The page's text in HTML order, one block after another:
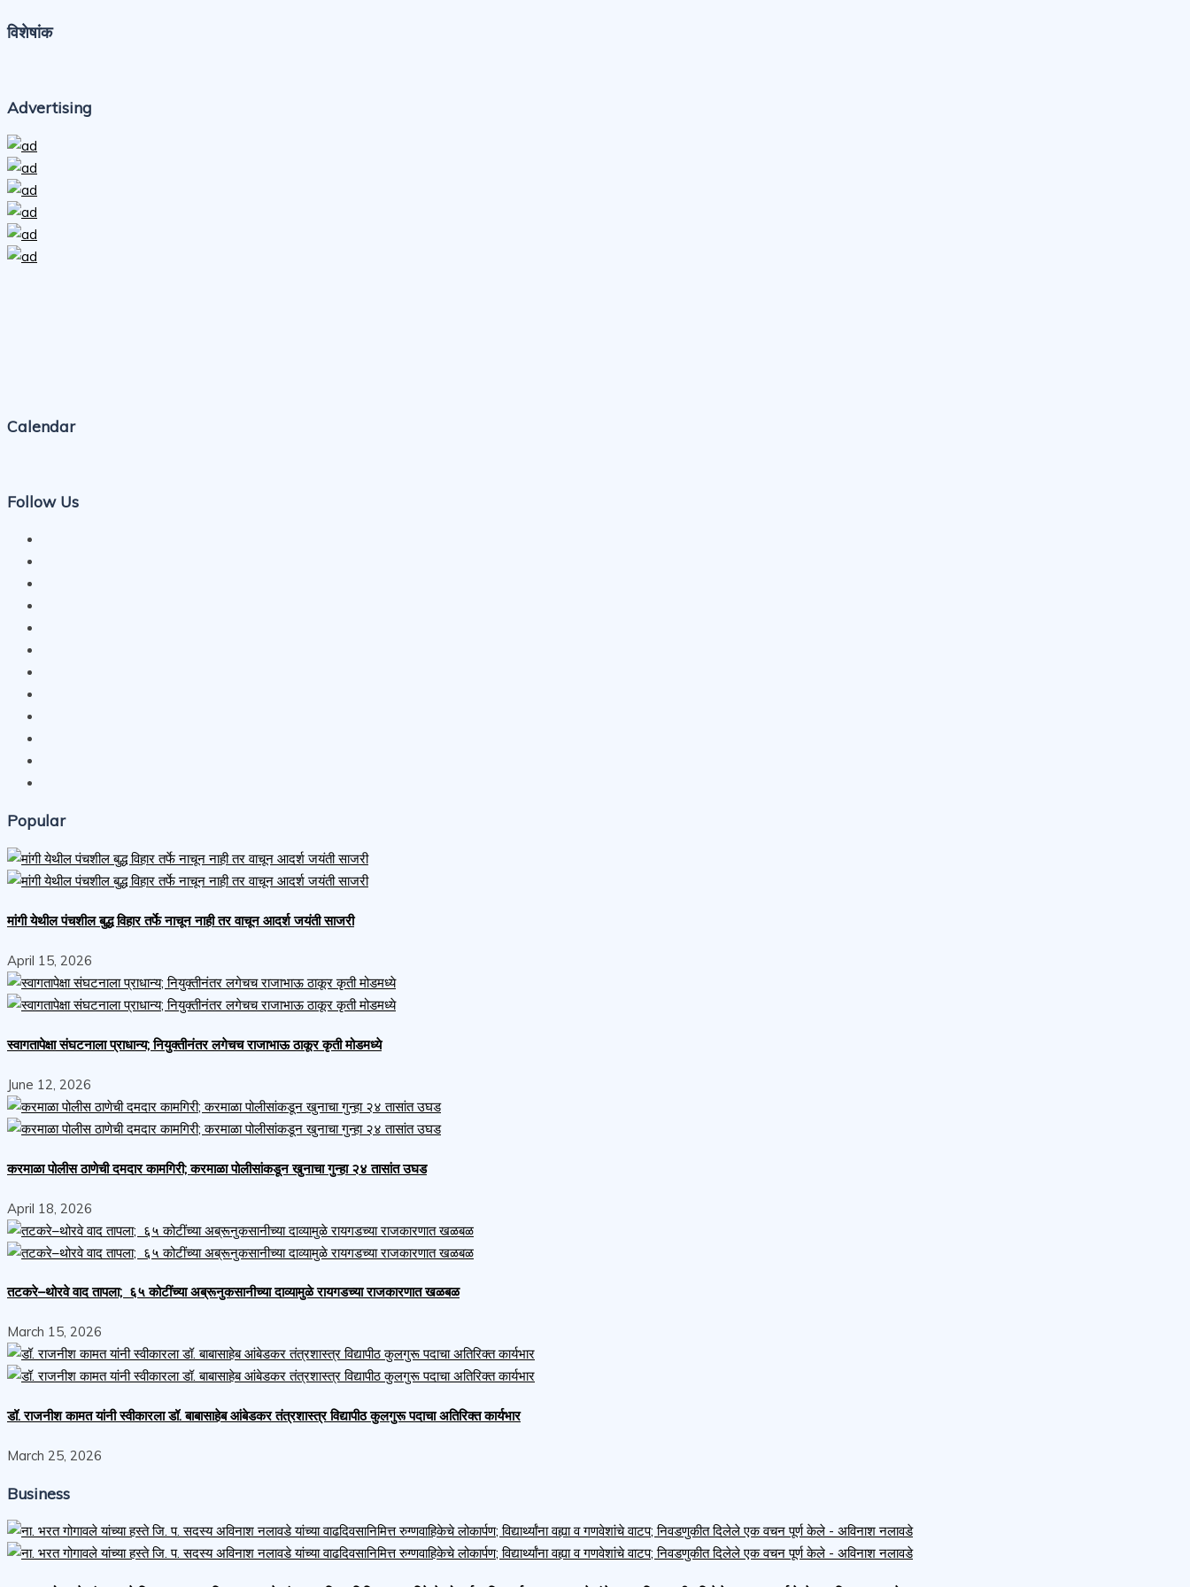
विशेषांक
Advertising
Calendar
Follow Us
Popular
मांगी येथील पंचशील बुद्ध विहार तर्फे नाचून नाही तर वाचून आदर्श जयंती साजरी
April 15, 2026
स्वागतापेक्षा संघटनाला प्राधान्य; नियुक्तीनंतर लगेचच राजाभाऊ ठाकूर कृती मोडमध्ये
June 12, 2026
करमाळा पोलीस ठाणेची दमदार कामगिरी; करमाळा पोलीसांकडून खुनाचा गुन्हा २४ तासांत उघड
April 18, 2026
तटकरे–थोरवे वाद तापला; ६५ कोटींच्या अब्रूनुकसानीच्या दाव्यामुळे रायगडच्या राजकारणात खळबळ
March 15, 2026
डॉ. राजनीश कामत यांनी स्वीकारला डॉ. बाबासाहेब आंबेडकर तंत्रशास्त्र विद्यापीठ कुलगुरू पदाचा अतिरिक्त कार्यभार
March 25, 2026
Business